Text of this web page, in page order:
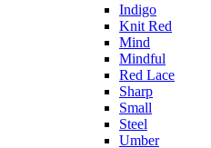
Indigo
Knit Red
Mind
Mindful
Red Lace
Sharp
Small
Steel
Umber